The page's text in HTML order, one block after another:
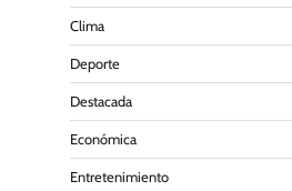
Clima
Deporte
Destacada
Económica
Entretenimiento